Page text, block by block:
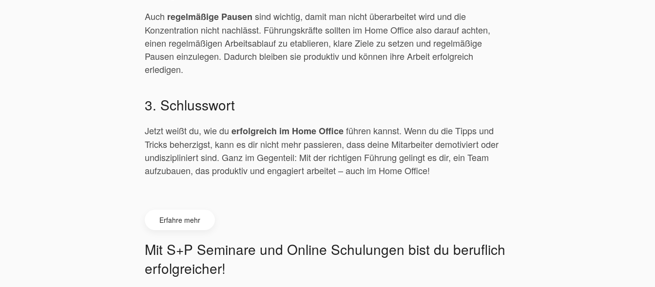
Auch regelmäßige Pausen sind wichtig, damit man nicht überarbeitet wird und die
Konzentration nicht nachlässt. Führungskräfte sollten im Home Office also darauf achten,
einen regelmäßigen Arbeitsablauf zu etablieren, klare Ziele zu setzen und regelmäßige
Pausen einzulegen. Dadurch bleiben sie produktiv und können ihre Arbeit erfolgreich
erledigen.
3. Schlusswort
Jetzt weißt du, wie du erfolgreich im Home Officeführen kannst. Wenn du die Tipps und
Tricks beherzigst, kann es dir nicht mehr passieren, dass deine Mitarbeiter demotiviert oder
undiszipliniert sind. Ganz im Gegenteil: Mit der richtigen Führung gelingt es dir, ein Team
aufzubauen, das produktiv und engagiert arbeitet – auch im Home Office!
Erfahre mehr
Mit S+P Seminare und Online Schulungen bist du beruflich
erfolgreicher!